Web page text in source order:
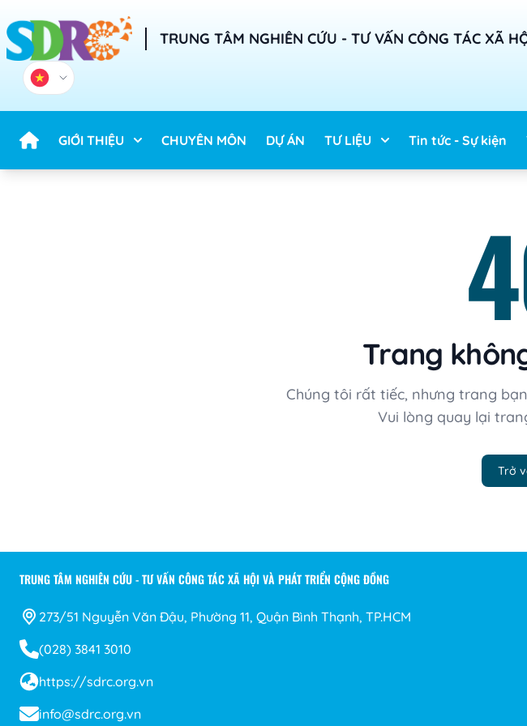
TRUNG TÂM NGHIÊN CỨU - TƯ VẤN CÔNG TÁC XÃ
GIỚI THIỆU CHUYÊN MÔN DỰ ÁN TƯ LIỆU Tin tức - Sự kiện
Trang
Chúng tôi rất tiếc, nhưng trang
Vui lòng quay lại
Trở
TRUNG TÂM NGHIÊN CỨU - TƯ VẤN CÔNG TÁC XÃ HỘI VÀ PHÁT TRIỂN CỘNG ĐỒNG
273/51 Nguyễn Văn Đậu, Phường 11, Quận Bình Thạnh, TP.HCM
(028) 3841 3010
https://sdrc.org.vn
info@sdrc.org.vn